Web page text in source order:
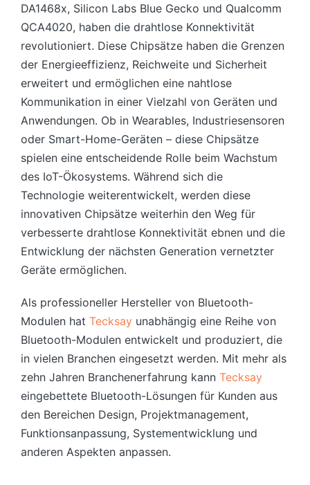
DA1468x, Silicon Labs Blue Gecko und Qualcomm
QCA4020, haben die drahtlose Konnektivität
revolutioniert. Diese Chipsätze haben die Grenzen
der Energieeffizienz, Reichweite und Sicherheit
erweitert und ermöglichen eine nahtlose
Kommunikation in einer Vielzahl von Geräten und
Anwendungen. Ob in Wearables, Industriesensoren
oder Smart-Home-Geräten – diese Chipsätze
spielen eine entscheidende Rolle beim Wachstum
des IoT-Ökosystems. Während sich die
Technologie weiterentwickelt, werden diese
innovativen Chipsätze weiterhin den Weg für
verbesserte drahtlose Konnektivität ebnen und die
Entwicklung der nächsten Generation vernetzter
Geräte ermöglichen.
Als professioneller Hersteller von Bluetooth-
Modulen hat Tecksay unabhängig eine Reihe von
Bluetooth-Modulen entwickelt und produziert, die
in vielen Branchen eingesetzt werden. Mit mehr als
zehn Jahren Branchenerfahrung kann Tecksay
eingebettete Bluetooth-Lösungen für Kunden aus
den Bereichen Design, Projektmanagement,
Funktionsanpassung, Systementwicklung und
anderen Aspekten anpassen.